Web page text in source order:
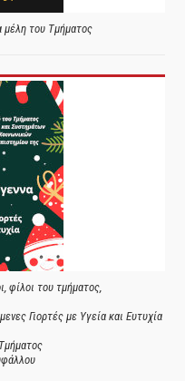
μέλη του Τμήματος
φίλοι του τμήματος,
Γιορτές με Υγεία και Ευτυχία